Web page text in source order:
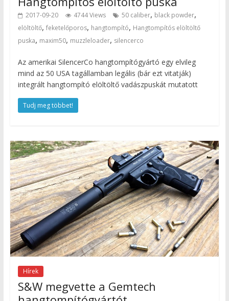
2017-09-20 4744 Views 50 caliber, black powder,
elöltöltő, feketelőporos, hangtompító, Hangtompítós elöltöltő
puska, maxim50, muzzleloader, silencerco
Az amerikai SilencerCo hangtompítógyártó egy elvileg
mind az 50 USA tagállamban legális (bár ezt vitatják)
integrált hangtompító elöltöltő vadászpuskát mutatott
Tudj meg többet!
Hírek
S&W megvette a Gemtech